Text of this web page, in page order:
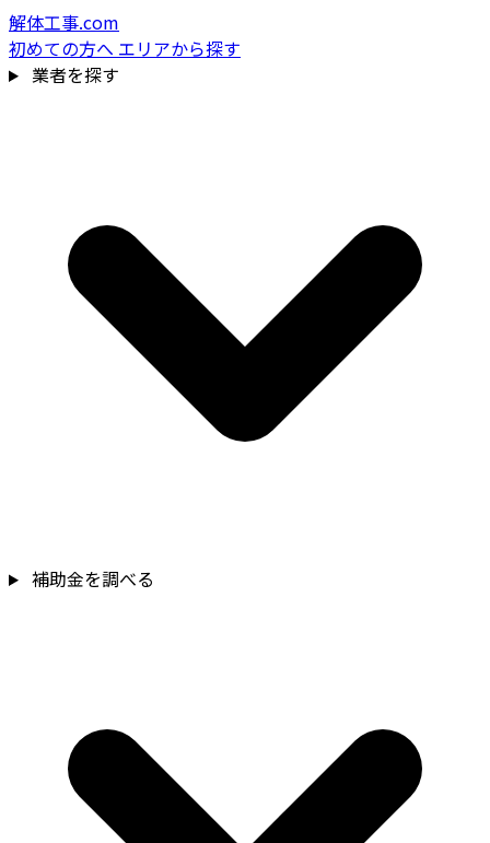
解体工事.com
初めての方へ エリアから探す
業者を探す
補助金を調べる